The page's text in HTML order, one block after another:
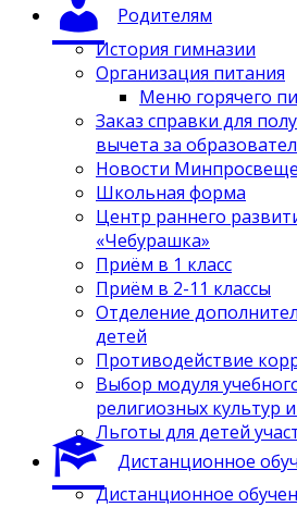
Родителям
История гимназии
Организация питания
Меню горячего
Заказ справки для
вычета за
Новости
Школьная форма
Центр раннего
«Чебурашка»
Приём в 1 класс
Приём в 2-11 классы
Отделение
детей
Противодействие
Выбор модуля
религиозных культур
Льготы для детей
Дистанционное
Дистанционное